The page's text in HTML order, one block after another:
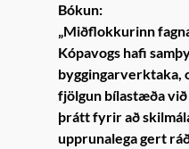
Bókun:
„Miðflokkurinn
Kópavogs hafi
byggingarverktaka,
fjölgun bílastæða
þrátt fyrir að
upprunalega gert